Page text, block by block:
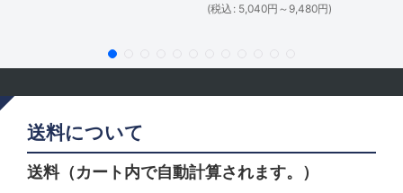
(税込 : 5,040円 ～9,480円)
送料について
送料（カート内で自動計算されます。）